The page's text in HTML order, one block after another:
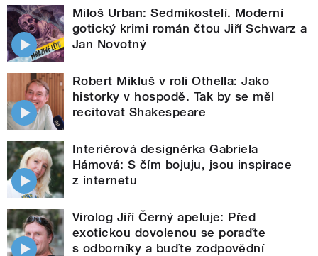
Miloš Urban: Sedmikostelí. Moderní
gotický krimi román čtou Jiří Schwarz a
Jan Novotný
Robert Mikluš v roli Othella: Jako
historky v hospodě. Tak by se měl
recitovat Shakespeare
Interiérová designérka Gabriela
Hámová: S čím bojuju, jsou inspirace
z internetu
Virolog Jiří Černý apeluje: Před
exotickou dovolenou se poraďte
s odborníky a buďte zodpovědní